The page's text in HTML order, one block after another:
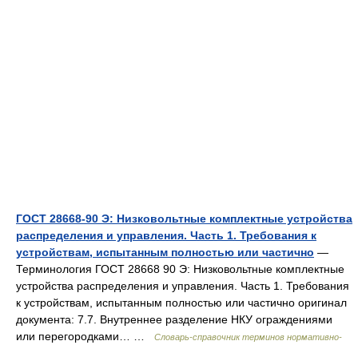
ГОСТ 28668-90 Э: Низковольтные комплектные устройства
распределения и управления. Часть 1. Требования к
устройствам, испытанным полностью или частично —
Терминология ГОСТ 28668 90 Э: Низковольтные комплектные
устройства распределения и управления. Часть 1. Требования
к устройствам, испытанным полностью или частично оригинал
документа: 7.7. Внутреннее разделение НКУ ограждениями
или перегородками… …
Словарь-справочник терминов нормативно-